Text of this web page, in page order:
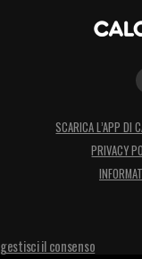
SCARICA L’APP DI
PRIVACY
gestisci il consenso